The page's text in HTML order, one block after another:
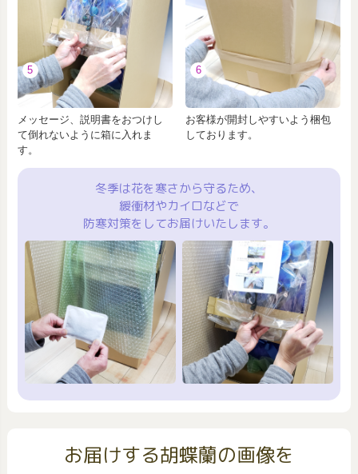
5
メッセージ、説明書をおつけし
て倒れないように箱に入れま
す。
6
お客様が開封しやすいよう梱包
しております。
冬季は花を寒さから守るため、
緩衝材やカイロなどで
防寒対策をしてお届けいたします。
お届けする胡蝶蘭の画像を